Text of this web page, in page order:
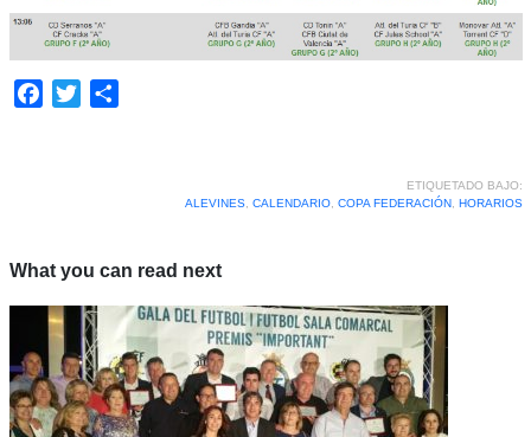
Facebook
Twitter
ETIQUETADO BAJO:
ALEVINES, CALENDARIO, COPA FEDERACIÓN, HORARIOS
What you can read next